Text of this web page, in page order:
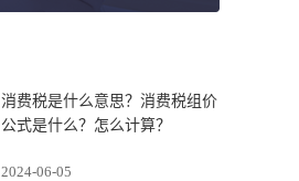
消费税是什么意思？消费税组价
公式是什么？怎么计算？
2024-06-05